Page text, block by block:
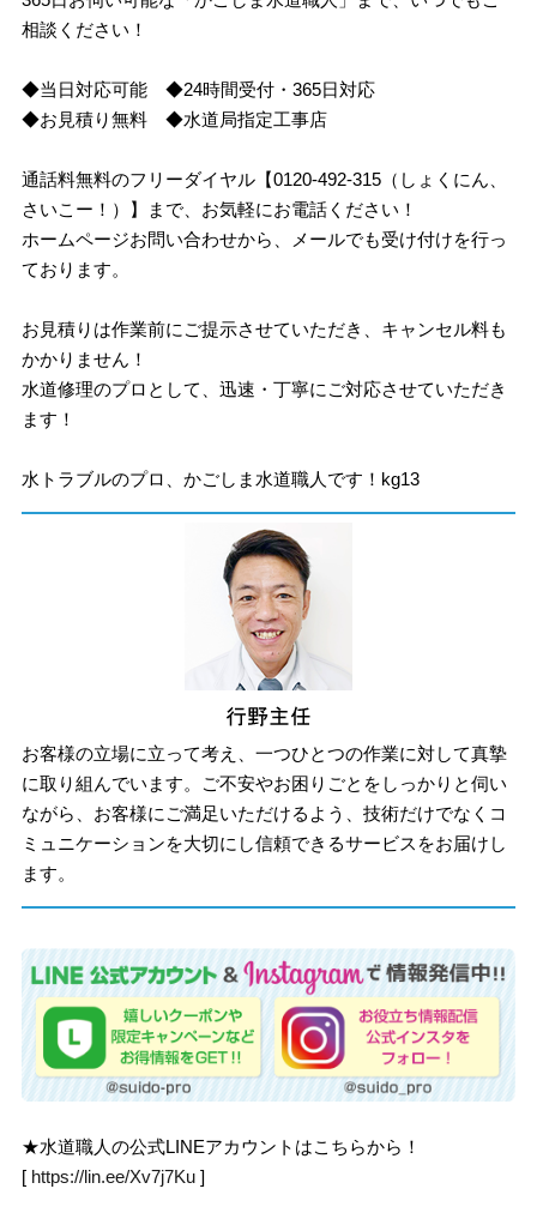
相談ください！
◆当日対応可能 ◆24時間受付・365日対応
◆お見積り無料 ◆水道局指定工事店
通話料無料のフリーダイヤル【0120-492-315（しょくにん、
さいこー！）】まで、お気軽にお電話ください！
ホームページお問い合わせから、メールでも受け付けを行っ
ております。
お見積りは作業前にご提示させていただき、キャンセル料も
かかりません！
水道修理のプロとして、迅速・丁寧にご対応させていただき
ます！
水トラブルのプロ、かごしま水道職人です！kg13
お客様の立場に立って考え、一つひとつの作業に対して真摯
に取り組んでいます。ご不安やお困りごとをしっかりと伺い
ながら、お客様にご満足いただけるよう、技術だけでなくコ
ミュニケーションを大切にし信頼できるサービスをお届けし
ます。
★水道職人の公式LINEアカウントはこちらから！
[ https://lin.ee/Xv7j7Ku ]